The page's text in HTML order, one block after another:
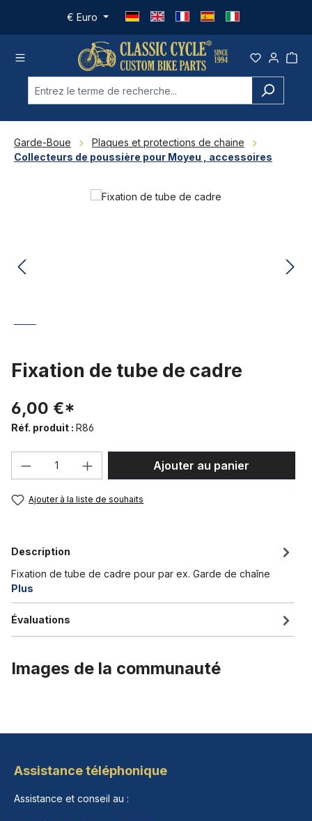
Passer au contenu principal
€ Euro
Garde-Boue
Plaques et protections de chaine
Collecteurs de poussière pour Moyeu , accessoires
Ignorer la galerie d'images
Fixation de tube de cadre
6,00 €*
Réf. produit : R86
Quantité de produit : Entrez la
Ajouter au panier
Ajouter à la liste de souhaits
Description
Fixation de tube de cadre pour par ex. Garde de chaîne
Plus
Évaluations
Images de la communauté
Assistance téléphonique
Assistance et conseil au :